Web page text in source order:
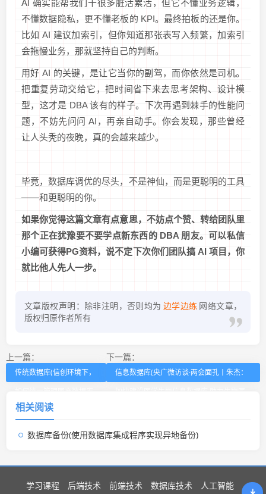
AI 确实能帮我们干很多脏活累活，但它不懂业务逻辑，
不懂数据隐私，更不懂老板的 KPI。最终拍板的还是你。
比如 AI 建议加索引，但你知道那张表写入频繁，加索引
会拖慢业务，那就坚持自己的判断。
用好 AI 的关键，是让它当你的副驾，而你依然是司机。
把重复劳动交给它，把时间省下来去思考架构、设计模
型，这才是 DBA 该有的样子。下次再遇到棘手的性能问
题，不妨先问问 AI，再亲自动手。你会发现，那些曾经
让人头秃的夜晚，真的会越来越少。
毕竟，数据库调优的尽头，不是神仙，而是更聪明的工具
——和更聪明的你。
如果你觉得这篇文章有点意思，不妨点个赞、转给团队里
那个正在犹豫要不要学点新东西的 DBA 朋友。可以私信
小编可获得PG资料，说不定下次你们团队搞 AI 项目，你
就比他人先人一步。
文章版权声明：除非注明，否则均为 边学边练 网络文章，
版权归原作者所有
上一篇：
传统数据库(信创环境下，
和传统数据库)
下一篇：
信息数据库(央广微访谈·两会面孔丨朱杰：
相关阅读
数据库备份(使用数据库集成程序实现异地备份)
学习课程 后端技术 前端技术 数据库技术
人工智能